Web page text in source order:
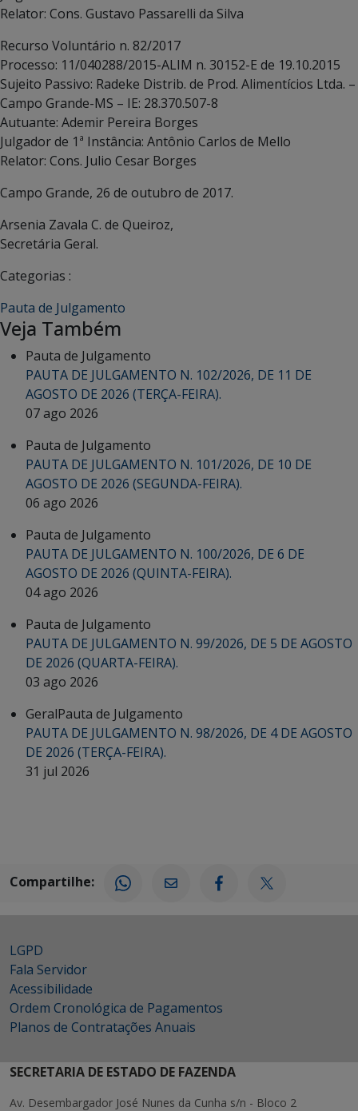
Relator: Cons. Gustavo Passarelli da Silva
Recurso Voluntário n. 82/2017
Processo: 11/040288/2015-ALIM n. 30152-E de 19.10.2015
Sujeito Passivo: Radeke Distrib. de Prod. Alimentícios Ltda. –
Campo Grande-MS – IE: 28.370.507-8
Autuante: Ademir Pereira Borges
Julgador de 1ª Instância: Antônio Carlos de Mello
Relator: Cons. Julio Cesar Borges
Campo Grande, 26 de outubro de 2017.
Arsenia Zavala C. de Queiroz,
Secretária Geral.
Categorias :
Pauta de Julgamento
Veja Também
Pauta de Julgamento
PAUTA DE JULGAMENTO N. 102/2026, DE 11 DE
AGOSTO DE 2026 (TERÇA-FEIRA).
07 ago 2026
Pauta de Julgamento
PAUTA DE JULGAMENTO N. 101/2026, DE 10 DE
AGOSTO DE 2026 (SEGUNDA-FEIRA).
06 ago 2026
Pauta de Julgamento
PAUTA DE JULGAMENTO N. 100/2026, DE 6 DE
AGOSTO DE 2026 (QUINTA-FEIRA).
04 ago 2026
Pauta de Julgamento
PAUTA DE JULGAMENTO N. 99/2026, DE 5 DE AGOSTO
DE 2026 (QUARTA-FEIRA).
03 ago 2026
GeralPauta de Julgamento
PAUTA DE JULGAMENTO N. 98/2026, DE 4 DE AGOSTO
DE 2026 (TERÇA-FEIRA).
31 jul 2026
Compartilhe:
LGPD
Fala Servidor
Acessibilidade
Ordem Cronológica de Pagamentos
Planos de Contratações Anuais
SECRETARIA DE ESTADO DE FAZENDA
Av. Desembargador José Nunes da Cunha s/n - Bloco 2